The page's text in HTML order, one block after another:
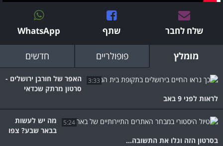
שלח לחבר שתף WhatsApp
מומלץ פופולריים חדשים
3:33
האפר של חורבן ירושלים -
סרטון מרתק שכדאי
לראות לפני 9 באב
5:24
מה יש לעשות
בבאר שבע? צפו
בסרטון הזה וגלו את התשובה...